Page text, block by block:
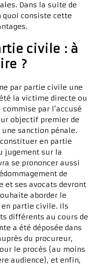
Dans la suite de
quoi consiste cette
civile : à
?
par partie civile une
la victime directe ou
par l’accusé
objectif premier de
sanction pénale.
en partie
jugement sur la
se prononcer aussi
de
et ses avocats devront
aborder le
partie civile. Ils
différents au cours de
a été déposée dans
du procureur,
le procès (au moins
audience), et enfin,